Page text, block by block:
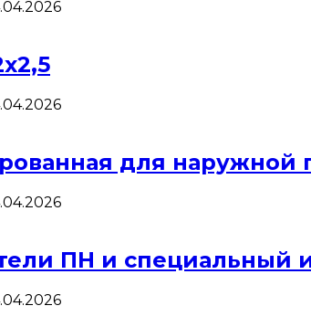
для наружной
ПН и специальный